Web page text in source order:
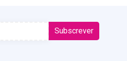
Subscrever